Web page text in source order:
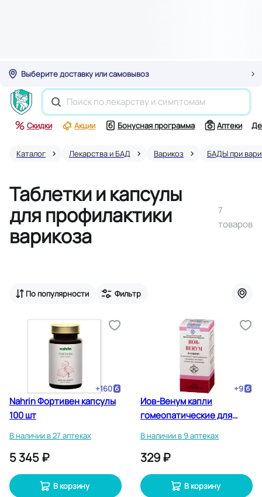
Выберите доставку или самовывоз
Скидки Акции Бонусная программа Аптеки
Каталог Лекарства и БАД Варикоз БАДЫ при
Таблетки и капсулы
для профилактики
варикоза
7
товаров
По популярности Фильтр
+160
Nahrin Фортивен капсулы
100 шт
В наличии в 27 аптеках
5 345 ₽
В корзину
+9
Иов-Венум капли
гомеопатические для
В наличии в 9 аптеках
329 ₽
В корзину